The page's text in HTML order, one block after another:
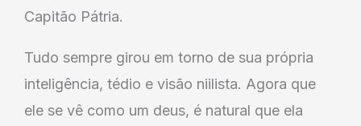
Capitão Pátria.
Tudo sempre girou em torno de sua própria
inteligência, tédio e visão niilista. Agora que
ele se vê como um deus, é natural que ela